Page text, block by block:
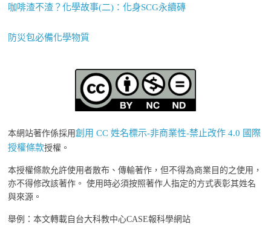
咖啡渣不渣？化學故事(二)：化身SCG永續磚
防災包必備化學物質
本網站著作係採用創用 CC 姓名標示-非商業性-禁止改作 4.0 國際
授權條款授權。
本授權條款允許使用者散布、傳輸著作，但不得為商業目的之使用，
亦不得修改該著作。 使用時必須按照著作人指定的方式表彰其姓名
與來源。
舉例：本文轉載自台大科教中心CASE報科學網站